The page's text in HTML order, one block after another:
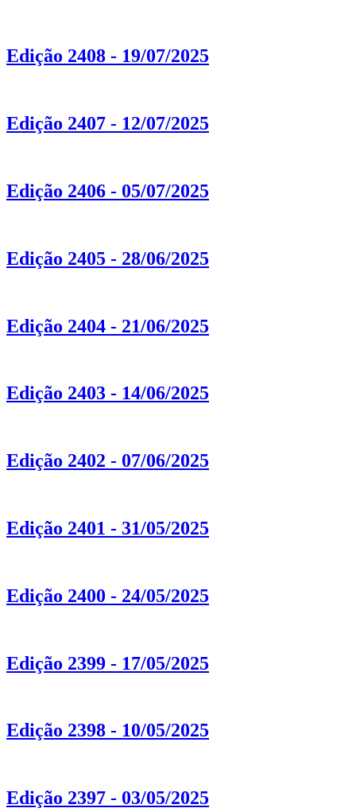
Edição 2408 - 19/07/2025
Edição 2407 - 12/07/2025
Edição 2406 - 05/07/2025
Edição 2405 - 28/06/2025
Edição 2404 - 21/06/2025
Edição 2403 - 14/06/2025
Edição 2402 - 07/06/2025
Edição 2401 - 31/05/2025
Edição 2400 - 24/05/2025
Edição 2399 - 17/05/2025
Edição 2398 - 10/05/2025
Edição 2397 - 03/05/2025